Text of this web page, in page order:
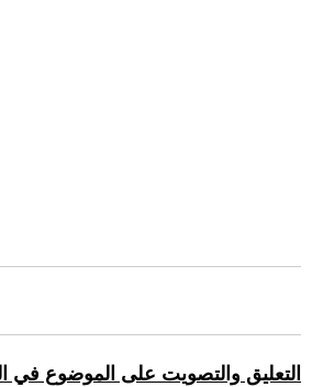
التعليق والتصويت على الموضوع في